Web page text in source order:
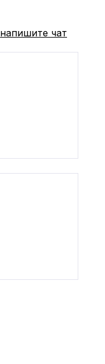
напишите чат